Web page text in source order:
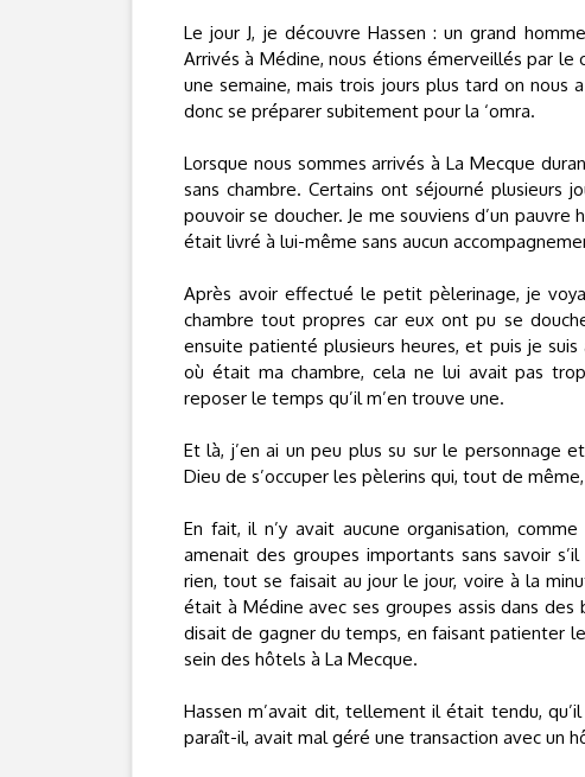
Le jour J, je découvre Hassen : un grand
Arrivés à Médine, nous étions émerveillés par
une semaine, mais trois jours plus tard on nous
donc se préparer subitement pour la ‘omra.
Lorsque nous sommes arrivés à La Mecque
sans chambre. Certains ont séjourné plusieurs
pouvoir se doucher. Je me souviens d’un
était livré à lui-même sans aucun
Après avoir effectué le petit pèlerinage, je
chambre tout propres car eux ont pu se
ensuite patienté plusieurs heures, et puis je
où était ma chambre, cela ne lui avait pas
reposer le temps qu’il m’en trouve une.
Et là, j’en ai un peu plus su sur le personnage
Dieu de s’occuper les pèlerins qui, tout de
En fait, il n’y avait aucune organisation,
amenait des groupes importants sans savoir
rien, tout se faisait au jour le jour, voire à la
était à Médine avec ses groupes assis dans
disait de gagner du temps, en faisant patienter
sein des hôtels à La Mecque.
Hassen m’avait dit, tellement il était tendu,
paraît-il, avait mal géré une transaction avec un